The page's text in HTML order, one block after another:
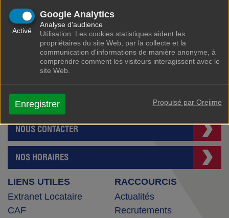
Google Analytics
Activé
Analyse d'audience
Utilisation: Les cookies statistiques aident les
propriétaires du site Web, par la collecte et la
communication d'informations de manière anonyme, à
comprendre comment les visiteurs interagissent avec le
site Web.
Enregistrer Propulsé par Orejime
SAIEM MALAKOFF HABITAT
2 rue Jean Lurçat - CS 70006
Tel : 01 46 56 31 00
NOUS CONTACTER
NOS HORAIRES
LIENS UTILES
Extranet Locataire
CAF
RACCOURCIS
Actualités
Recrutements